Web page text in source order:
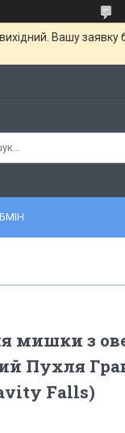
Вашу
мишки з
Пухля
Falls)